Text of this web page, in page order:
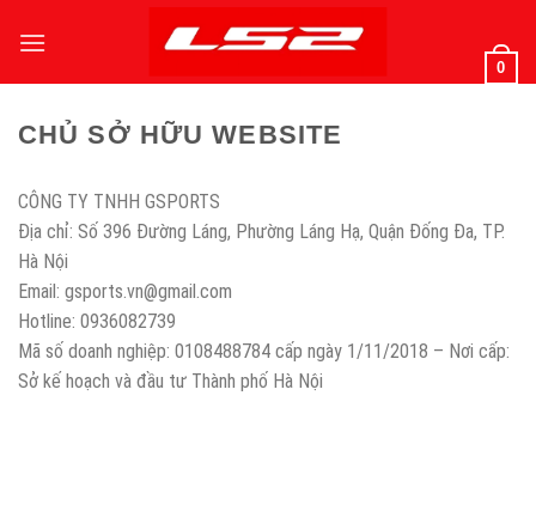
qua
0
CHỦ SỞ HỮU WEBSITE
CÔNG TY TNHH GSPORTS
Địa chỉ: Số 396 Đường Láng, Phường Láng Hạ, Quận Đống Đa, TP.
Hà Nội
Email: gsports.vn@gmail.com
Hotline: 0936082739
Mã số doanh nghiệp: 0108488784 cấp ngày 1/11/2018 – Nơi cấp:
Sở kế hoạch và đầu tư Thành phố Hà Nội